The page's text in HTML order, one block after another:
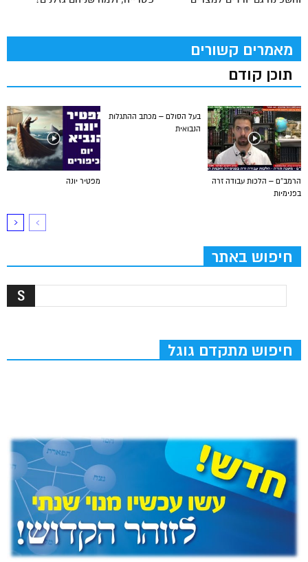
מאמרים קשורים
תוכן קודם
מפטיר יונה
בעל הסולם – מכתב ההתגלות
הנבואית
הרמב”ם – הלכות עבודה זרה
בפנימיות
חיפוש באתר
חיפוש מתקדם גוגל